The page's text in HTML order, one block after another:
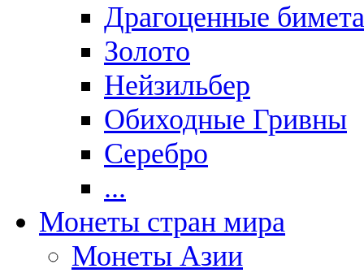
Драгоценные
Золото
Нейзильбер
Обиходные Гривны
Серебро
...
Монеты стран мира
Монеты Азии